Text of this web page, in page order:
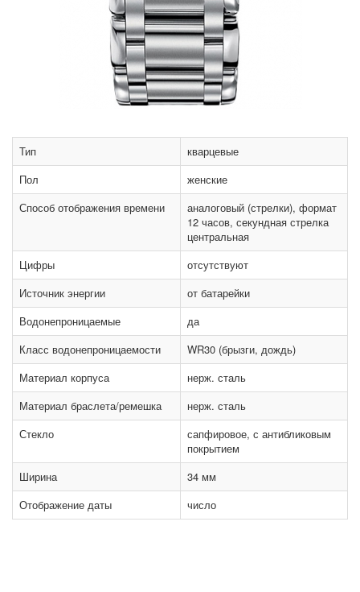
Тип
кварцевые
Пол
женские
Способ отображения времени
аналоговый (стрелки), формат
12 часов, секундная стрелка
центральная
Цифры
отсутствуют
Источник энергии
от батарейки
Водонепроницаемые
да
Класс водонепроницаемости
WR30 (брызги, дождь)
Материал корпуса
нерж. сталь
Материал браслета/ремешка
нерж. сталь
Стекло
сапфировое, с антибликовым
покрытием
Ширина
34 мм
Отображение даты
число